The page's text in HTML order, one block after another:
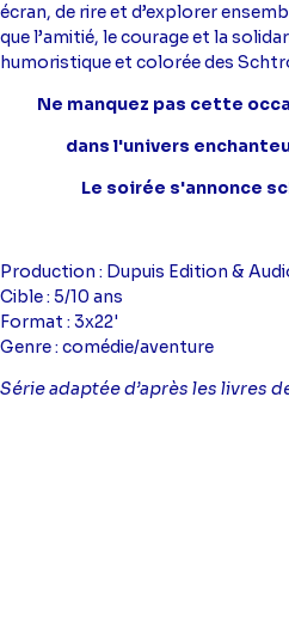
écran, de rire et d’explorer
que l’amitié, le courage et la
humoristique et colorée des
Ne manquez pas cette
dans l'univers
Le soirée s'annonce
Production : Dupuis Edition &
Cible : 5/10 ans
Format : 3x22'
Genre : comédie/aventure
Série adaptée d’après les livres